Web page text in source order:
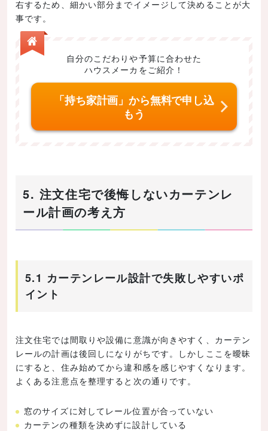
右するため、細かい部分までイメージして決めることが大
事です。
自分のこだわりや予算に合わせた
ハウスメーカをご紹介！
「持ち家計画」から無料で申し込
もう
5. 注文住宅で後悔しないカーテンレ
ール計画の考え方
5.1 カーテンレール設計で失敗しやすいポ
イント
注文住宅では間取りや設備に意識が向きやすく、カーテン
レールの計画は後回しになりがちです。しかしここを曖昧
にすると、住み始めてから違和感を感じやすくなります。
よくある注意点を整理すると次の通りです。
窓のサイズに対してレール位置が合っていない
カーテンの種類を決めずに設計している